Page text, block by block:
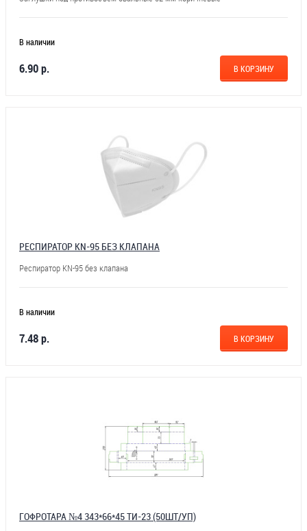
В наличии
6.90 р. В КОРЗИНУ
РЕСПИРАТОР KN-95 БЕЗ КЛАПАНА
Респиратор KN-95 без клапана
В наличии
7.48 р. В КОРЗИНУ
ГОФРОТАРА №4 343*66*45 ТИ-23 (50ШТ/УП)